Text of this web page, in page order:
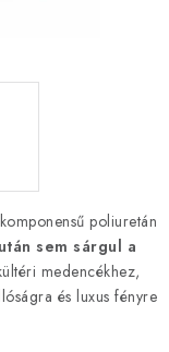
poliuretán
sem sárgul a
medencékhez,
és luxus fényre